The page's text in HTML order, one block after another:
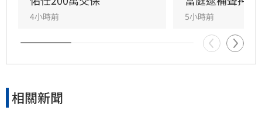
4小時前 5小時前
相關新聞